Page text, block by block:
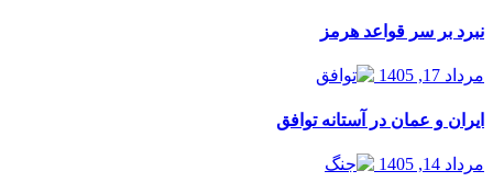
نبرد بر سر قواعد هرمز
مرداد 17, 1405
ایران و عمان در آستانه توافق
مرداد 14, 1405